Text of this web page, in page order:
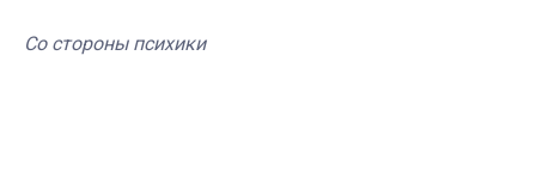
Со стороны психики